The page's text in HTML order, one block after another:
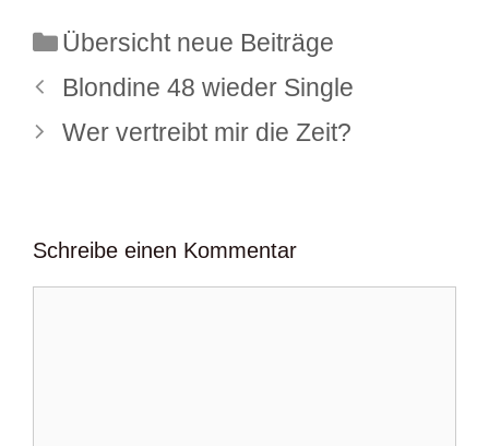
Kategorien
Übersicht neue Beiträge
Blondine 48 wieder Single
Wer vertreibt mir die Zeit?
Schreibe einen Kommentar